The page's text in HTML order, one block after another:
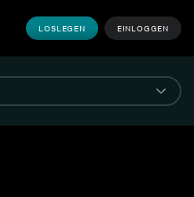
LOSLEGEN EINLOGGEN